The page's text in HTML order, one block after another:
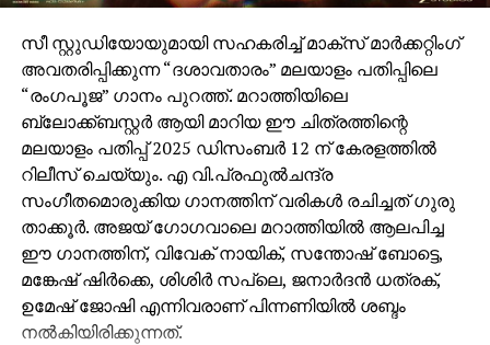
സീ സ്റ്റുഡിയോയുമായി സഹകരിച്ച് മാക്സ് മാർക്കറ്റിംഗ്
അവതരിപ്പിക്കുന്ന “ദശാവതാരം” മലയാളം പതിപ്പിലെ
“രംഗപൂജ” ഗാനം പുറത്ത്. മറാത്തിയിലെ
ബ്ലോക്ക്ബസ്റ്റർ ആയി മാറിയ ഈ ചിത്രത്തിന്റെ
മലയാളം പതിപ്പ് 2025 ഡിസംബർ 12 ന് കേരളത്തിൽ
റിലീസ് ചെയ്യും. എ വി.പ്രഫുൽചന്ദ്ര
സംഗീതമൊരുക്കിയ ഗാനത്തിന് വരികൾ രചിച്ചത് ഗുരു
താക്കൂർ. അജയ് ഗോഗവാലെ മറാത്തിയിൽ ആലപിച്ച
ഈ ഗാനത്തിന്, വിവേക് നായിക്, സന്തോഷ് ബോട്ടെ,
മങ്കേഷ് ഷിർക്കെ, ശിശിർ സപ്ലെ, ജനാർദൻ ധത്രക്,
ഉമേഷ് ജോഷി എന്നിവരാണ് പിന്നണിയിൽ ശബ്ദം
നൽകിയിരിക്കുന്നത്.